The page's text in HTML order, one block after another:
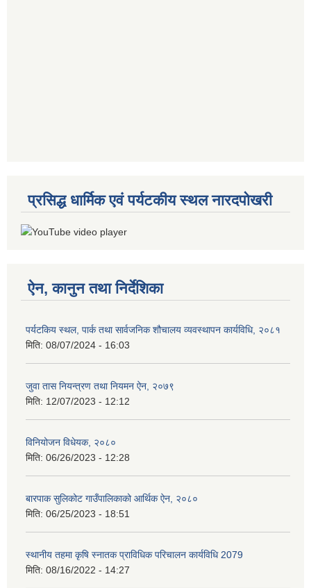
प्रसिद्ध धार्मिक एवं पर्यटकीय स्थल नारदपोखरी
ऐन, कानुन तथा निर्देशिका
पर्यटकिय स्थल, पार्क तथा सार्वजनिक शौचालय व्यवस्थापन कार्यविधि, २०८१
मिति: 08/07/2024 - 16:03
जुवा तास नियन्त्रण तथा नियमन ऐन, २०७९
मिति: 12/07/2023 - 12:12
विनियोजन विधेयक, २०८०
मिति: 06/26/2023 - 12:28
बारपाक सुलिकोट गाउँपालिकाको आर्थिक ऐन, २०८०
मिति: 06/25/2023 - 18:51
स्थानीय तहमा कृषि स्नातक प्राविधिक परिचालन कार्यविधि 2079
मिति: 08/16/2022 - 14:27